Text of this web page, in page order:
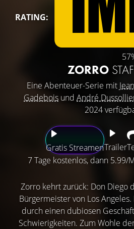
RATING:
ZORRO
Eine Abenteuer-Serie mit
Gadebois und André
2024
Gratis StreamenTrailer
7 Tage kostenlos, dann 5.99/
Zorro kehrt zurück: Don Diego
Bürgermeister von Los
durch einen dubiosen
Schwierigkeiten. Zum Wohle